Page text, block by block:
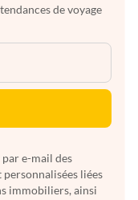
de voyage
e-mail des
liées
immobiliers, ainsi